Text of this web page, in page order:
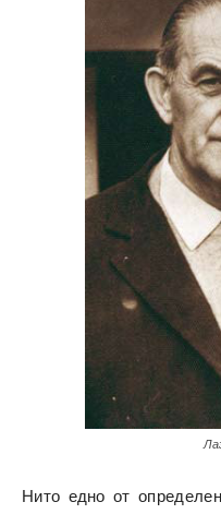
Нито едно от